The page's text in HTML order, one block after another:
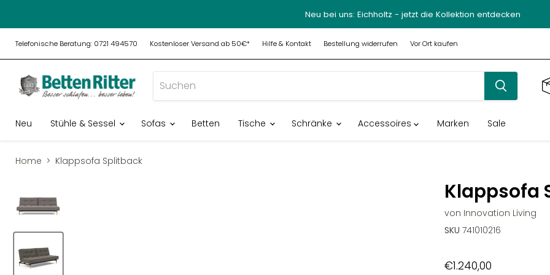
Neu bei uns: Eichholtz - jetzt die Kollektion entdecken
Telefonische Beratung: 0721 494570 Kostenloser Versand ab 50€* Hilfe & Kontakt Bestellung widerrufen Vor Ort kaufen
Neu
Stühle & Sessel Sofas Betten Tische Schränke Accessoires Marken Sale
Home Klappsofa Splitback
Klappsofa
von Innovation Living
SKU 741010216
€1.240,00